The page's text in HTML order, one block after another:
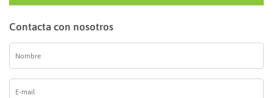
Contacta con nosotros
Nombre
E-
mail
*